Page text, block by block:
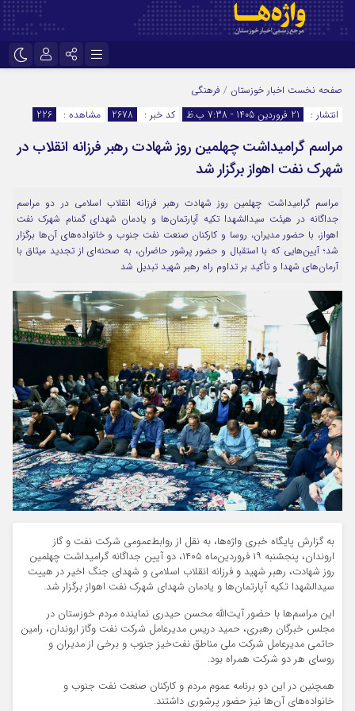
اینستاگرام
سروش
ایتا
آپارات
اپلیکیشن رمز عبور
مرا به خاطر بسپار
صفحه نخست اخبار خوزستان / فرهنگی
انتشار :
21 فروردین 1405 - 7:38 ب.ظ کد خبر : 2678 مشاهده : 226
مراسم گرامیداشت چهلمین روز شهادت رهبر فرزانه انقلاب در
شهرك نفت اهواز برگزار شد
مراسم گرامیداشت چهلمین روز شهادت رهبر فرزانه انقلاب اسلامی در دو مراسم
جداگانه در هیئت سیدالشهدا تکیه آپارتمان‌ها و یادمان شهدای گمنام شهرک نفت
اهواز، با حضور مدیران، روسا و کارکنان صنعت نفت جنوب و خانواده‌های آن‌ها برگزار
شد؛ آیین‌هایی که با استقبال و حضور پرشور حاضران، به صحنه‌ای از تجدید میثاق با
آرمان‌های شهدا و تأکید بر تداوم راه رهبر شهید تبدیل شد
به گزارش پایگاه خبری واژه‌ها، به نقل از روابط‌عمومی شرکت نفت و گاز
اروندان، پنجشنبه ۱۹ فروردین‌ماه ۱۴۰۵، دو آیین جداگانه گرامیداشت چهلمین
روز شهادت، رهبر شهید و فرزانه انقلاب اسلامی و شهدای جنگ اخیر در هییت
سیدالشهدا تکیه آپارتمان‌ها و یادمان شهدای شهرک نفت اهواز برگزار شد.
این مراسم‌ها با حضور آیت‌الله محسن حیدری نماینده مردم خوزستان در
مجلس خبرگان رهبری، حمید دریس مدیرعامل شرکت نفت وگاز اروندان، رامین
حاتمی مدیرعامل شرکت ملی مناطق نفت‌خیز جنوب و برخی از مدیران و
روسای هر دو شرکت همراه بود.
همچنین در این دو برنامه عموم مردم و کارکنان صنعت نفت جنوب و
خانواده‌های آن‌ها نیز حضور پرشوری داشتند.